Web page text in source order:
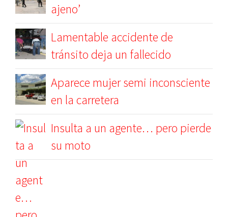
ajeno’
Lamentable accidente de
tránsito deja un fallecido
Aparece mujer semi inconsciente
en la carretera
Insulta a un agente… pero pierde
su moto